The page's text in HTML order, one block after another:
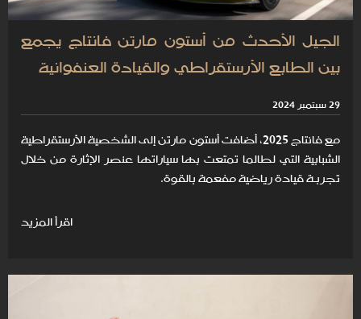
الجيل الأحدث من أستون مارتن فانتاج يجمع
بين الطابع الأرستقراطي والقيادة العنفوانية
29 سبتمبر 2024
مع فانتاج 2025، أضافت أستون مارتن إلى الشخصية الأرستقراطية
الشبابية التي لطالما تمتعت بها سياراتها عنصر الإثارة من خلال
تجربـة قيادة رياضية مفعمة بالقوة.
اقرأ المزيد